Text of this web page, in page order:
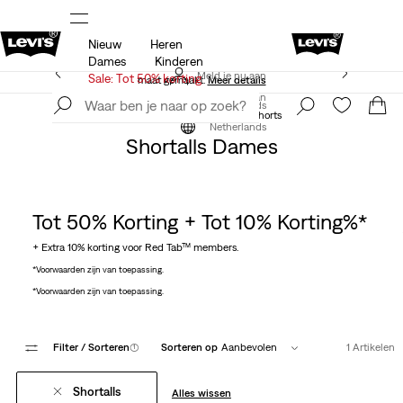
Sale: tot 50% + extra 10% korting*Meer details
Meld je nu aan
Netherlands
Nieuw
Heren
Dames
Kinderen
Sale: Tot 50% korting
Levi's App. Het beste van Levi’s®, speciaal voor jou op
maat gemaakt.Meer details
Meld je nu aan
Netherlands
Kleding Shorts Denim Shorts
Shortalls Dames
Tot 50% Korting + Tot 10% Korting%*
+ Extra 10% korting voor Red Tab™ members.
*Voorwaarden zijn van toepassing.
*Voorwaarden zijn van toepassing.
Filter / Sorteren(1) Sorteren op Aanbevolen 1 Artikelen
Shortalls Alles wissen